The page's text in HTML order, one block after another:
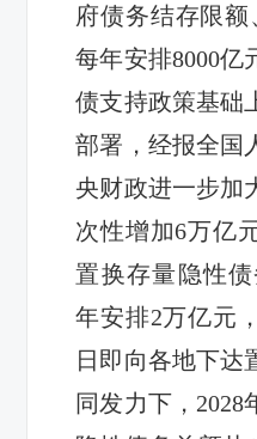
府债务结存限额
每年安排8000亿
债支持政策基础
部署，经报全国
央财政进一步加
次性增加6万亿
置换存量隐性债
年安排2万亿元
日即向各地下达
同发力下，2028